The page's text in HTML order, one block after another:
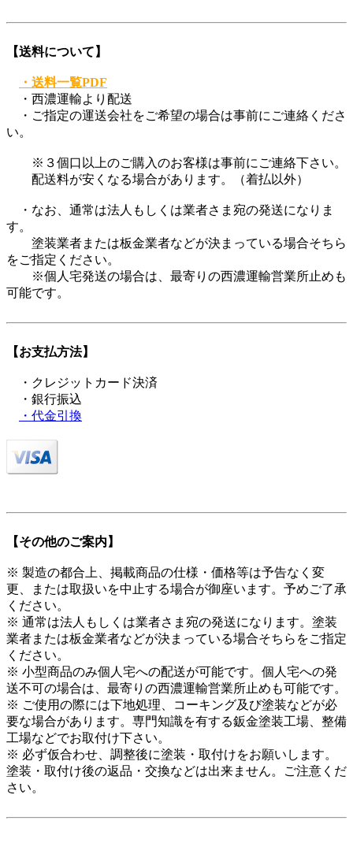
【送料について】
・送料一覧PDF
・西濃運輸より配送
・ご指定の運送会社をご希望の場合は事前にご連絡くださ
い。
※３個口以上のご購入のお客様は事前にご連絡下さい。
配送料が安くなる場合があります。（着払以外）
・なお、通常は法人もしくは業者さま宛の発送になりま
す。
塗装業者または板金業者などが決まっている場合そちら
をご指定ください。
※個人宅発送の場合は、最寄りの西濃運輸営業所止めも
可能です。
【お支払方法】
・クレジットカード決済
・銀行振込
・代金引換
【その他のご案内】
※ 製造の都合上、掲載商品の仕様・価格等は予告なく変
更、または取扱いを中止する場合が御座います。予めご了承
ください。
※ 通常は法人もしくは業者さま宛の発送になります。塗装
業者または板金業者などが決まっている場合そちらをご指定
ください。
※ 小型商品のみ個人宅への配送が可能です。個人宅への発
送不可の場合は、最寄りの西濃運輸営業所止めも可能です。
※ ご使用の際には下地処理、コーキング及び塗装などが必
要な場合があります。専門知識を有する鈑金塗装工場、整備
工場などでお取付け下さい。
※ 必ず仮合わせ、調整後に塗装・取付けをお願いします。
塗装・取付け後の返品・交換などは出来ません。ご注意くだ
さい。